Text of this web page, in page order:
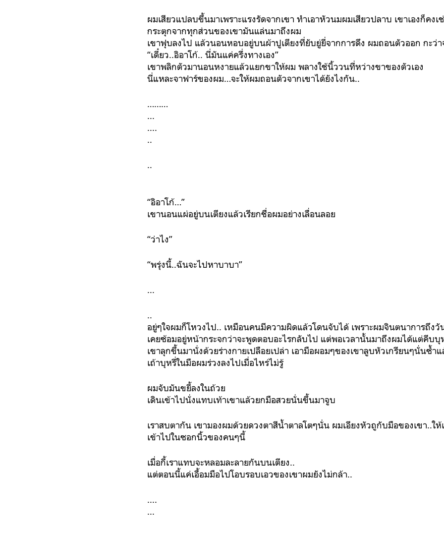
ผมเสียวแปลบขึ้นมาเพราะแรงรัดจากเขา ทำเอาหัวนมผมเสียวปลาบ เขาเองก็คงเ
กระตุกจากทุกส่วนของเขามันแล่นมาถึงผม
เขาฟุบลงไป แล้วนอนหอบอยู่บนผ้าปูเตียงที่ยับยู่ยี่จากการดึง ผมถอนตัวออก กะว่า
“เดี๋ยว..อิอาโก้.. นี่มันแค่ครึ่งทางเอง”
เขาพลิกตัวมานอนหงายแล้วแยกขาให้ผม พลางใช้นิ้ววนที่หว่างขาของตัวเอง
นี่แหละจาฟาร์ของผม…จะให้ผมถอนตัวจากเขาได้ยังไงกัน..
………
...
....
..
..
“อิอาโก้…”
เขานอนแผ่อยู่บนเตียงแล้วเรียกชื่อผมอย่างเลื่อนลอย
“ว่าไง”
“พรุ่งนี้..ฉันจะไปหาบาบา”
...
..
อยู่ๆใจผมก็โหวงไป.. เหมือนคนมีความผิดแล้วโดนจับได้ เพราะผมจินตนาการถึงวั
เคยซ้อมอยู่หน้ากระจกว่าจะพูดตอบอะไรกลับไป แต่พอเวลานั้นมาถึงผมได้แต่คีบบุ
เขาลุกขึ้นมานั่งด้วยร่างกายเปลือยเปล่า เอามือผอมๆของเขาลูบหัวเกรียนๆนั่นซ้ำ
เถ้าบุหรี่ในมือผมร่วงลงไปเมื่อไหร่ไม่รู้
ผมจับมันขยี้ลงในถ้วย
เดินเข้าไปนั่งแทบเท้าเขาแล้วยกมือสวยนั่นขึ้นมาจูบ
เราสบตากัน เขามองผมด้วยดวงตาสีน้ำตาลโตๆนั่น ผมเอียงหัวถูกับมือของเขา..ใ
เข้าไปในซอกนิ้วของคนๆนี้
เมื่อกี้เราแทบจะหลอมละลายกันบนเตียง..
แต่ตอนนี้แค่เอื้อมมือไปโอบรอบเอวของเขาผมยังไม่กล้า..
....
...